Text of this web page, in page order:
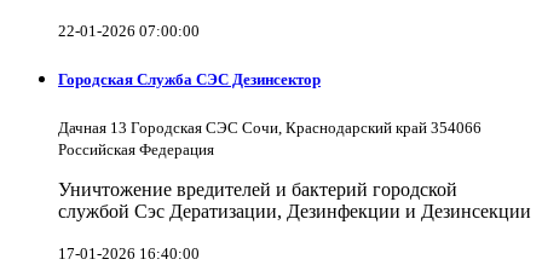
22-01-2026 07:00:00
Городская Служба СЭС Дезинсектор
Дачная 13 Городская СЭС Сочи, Краснодарский край 354066
Российская Федерация
Уничтожение вредителей и бактерий городской
службой Сэс Дератизации, Дезинфекции и Дезинсекции
17-01-2026 16:40:00